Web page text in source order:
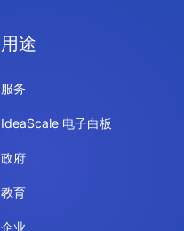
用途
服务
IdeaScale 电子白板
政府
教育
企业